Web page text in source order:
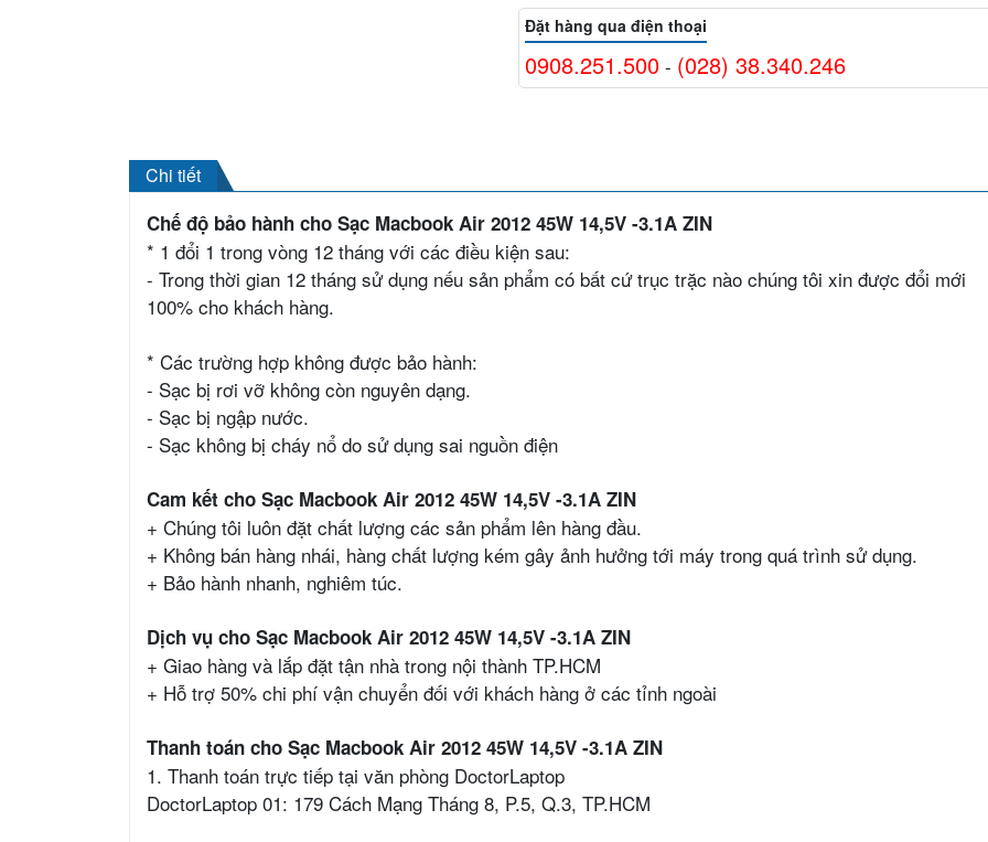
Đặt hàng qua điện thoại
0908.251.500 - (028) 38.340.246
Chi tiết
Chế độ bảo hành cho Sạc Macbook Air 2012 45W 14,5V -3.1A ZIN
* 1 đổi 1 trong vòng 12 tháng với các điều kiện sau:
- Trong thời gian 12 tháng sử dụng nếu sản phẩm có bất cứ trục trặc nào chúng tôi xin được đổi mới
100% cho khách hàng.
* Các trường hợp không được bảo hành:
- Sạc bị rơi vỡ không còn nguyên dạng.
- Sạc bị ngập nước.
- Sạc không bị cháy nổ do sử dụng sai nguồn điện
Cam kết cho Sạc Macbook Air 2012 45W 14,5V -3.1A ZIN
+ Chúng tôi luôn đặt chất lượng các sản phẩm lên hàng đầu.
+ Không bán hàng nhái, hàng chất lượng kém gây ảnh hưởng tới máy trong quá trình sử dụng.
+ Bảo hành nhanh, nghiêm túc.
Dịch vụ cho Sạc Macbook Air 2012 45W 14,5V -3.1A ZIN
+ Giao hàng và lắp đặt tận nhà trong nội thành TP.HCM
+ Hỗ trợ 50% chi phí vận chuyển đối với khách hàng ở các tỉnh ngoài
Thanh toán cho Sạc Macbook Air 2012 45W 14,5V -3.1A ZIN
1. Thanh toán trực tiếp tại văn phòng DoctorLaptop
DoctorLaptop 01: 179 Cách Mạng Tháng 8, P.5, Q.3, TP.HCM